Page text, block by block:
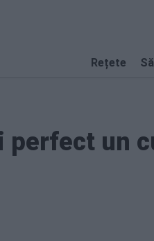
Rețete
perfect un